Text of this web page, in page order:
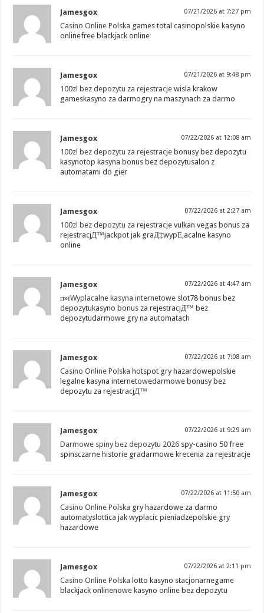
Jamesgox 07/21/2026 at 7:27 pm
Casino Online Polska games total casinopolskie kasyno
onlinefree blackjack online
Jamesgox 07/21/2026 at 9:48 pm
100zl bez depozytu za rejestracje wisla krakow
gameskasyno za darmogry na maszynach za darmo
Jamesgox 07/22/2026 at 12:08 am
100zl bez depozytu za rejestracje bonusy bez depozytu
kasynotop kasyna bonus bez depozytusalon z
automatami do gier
Jamesgox 07/22/2026 at 2:27 am
100zl bez depozytu za rejestracje vulkan vegas bonus za
rejestracjД™jackpot jak graД‡wypЕ‚acalne kasyno
online
Jamesgox 07/22/2026 at 4:47 am
п»їWyplacalne kasyna internetowe slot78 bonus bez
depozytukasyno bonus za rejestracjД™ bez
depozytudarmowe gry na automatach
Jamesgox 07/22/2026 at 7:08 am
Casino Online Polska hotspot gry hazardowepolskie
legalne kasyna internetowedarmowe bonusy bez
depozytu za rejestracjД™
Jamesgox 07/22/2026 at 9:29 am
Darmowe spiny bez depozytu 2026 spy-casino 50 free
spinsczarne historie gradarmowe krecenia za rejestracje
Jamesgox 07/22/2026 at 11:50 am
Casino Online Polska gry hazardowe za darmo
automatyslottica jak wyplacic pieniadzepolskie gry
hazardowe
Jamesgox 07/22/2026 at 2:11 pm
Casino Online Polska lotto kasyno stacjonarnegame
blackjack onlinenowe kasyno online bez depozytu